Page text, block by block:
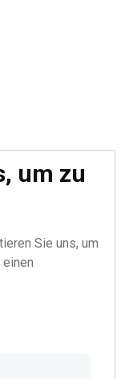
um zu
Sie uns, um
einen